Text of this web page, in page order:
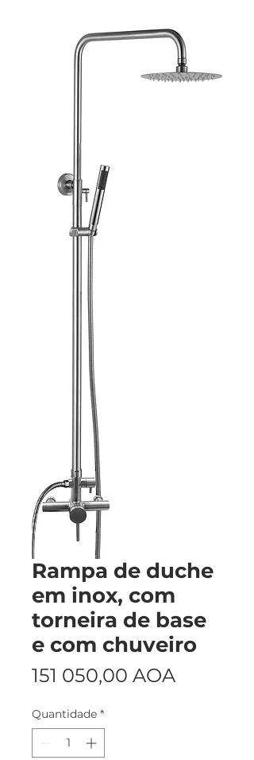
Rampa de duche
em inox, com
torneira de base
e com chuveiro
151 050,00 AOA
Quantidade *